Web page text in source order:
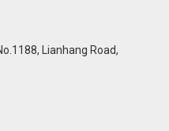
Lianhang Road,